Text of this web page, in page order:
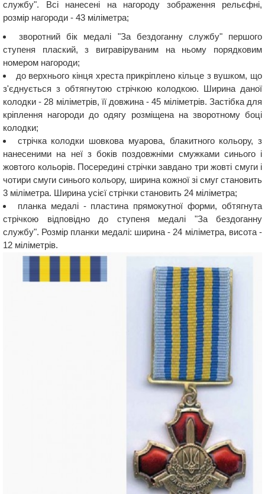
службу". Всі нанесені на нагороду зображення рельєфні,
розмір нагороди - 43 міліметра;
зворотний бік медалі "За бездоганну службу" першого
ступеня плаский, з вигравіруваним на ньому порядковим
номером нагороди;
до верхнього кінця хреста прикріплено кільце з вушком, що
з'єднується з обтягнутою стрічкою колодкою. Ширина даної
колодки - 28 міліметрів, її довжина - 45 міліметрів. Застібка для
кріплення нагороди до одягу розміщена на зворотному боці
колодки;
стрічка колодки шовкова муарова, блакитного кольору, з
нанесеними на неї з боків поздовжніми смужками синього і
жовтого кольорів. Посередині стрічки завдано три жовті смуги і
чотири смуги синього кольору, ширина кожної зі смуг становить
3 міліметра. Ширина усієї стрічки становить 24 міліметра;
планка медалі - пластина прямокутної форми, обтягнута
стрічкою відповідно до ступеня медалі "За бездоганну
службу". Розмір планки медалі: ширина - 24 міліметра, висота -
12 міліметрів.